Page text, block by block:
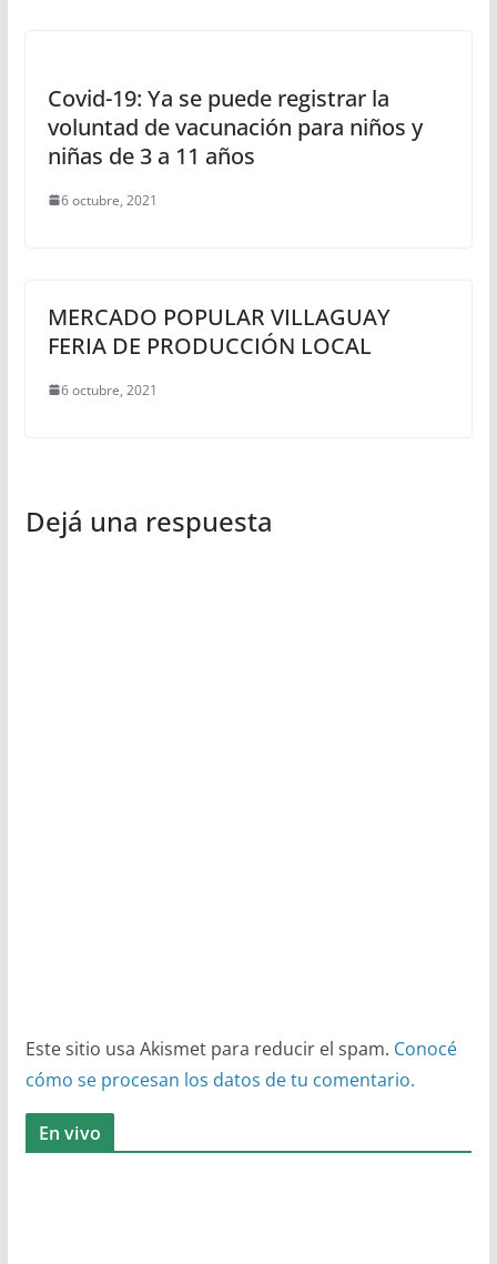
Covid-19: Ya se puede registrar la
voluntad de vacunación para niños y
niñas de 3 a 11 años
6 octubre, 2021
MERCADO POPULAR VILLAGUAY
FERIA DE PRODUCCIÓN LOCAL
6 octubre, 2021
Dejá una respuesta
Este sitio usa Akismet para reducir el spam. Conocé
cómo se procesan los datos de tu comentario.
En vivo